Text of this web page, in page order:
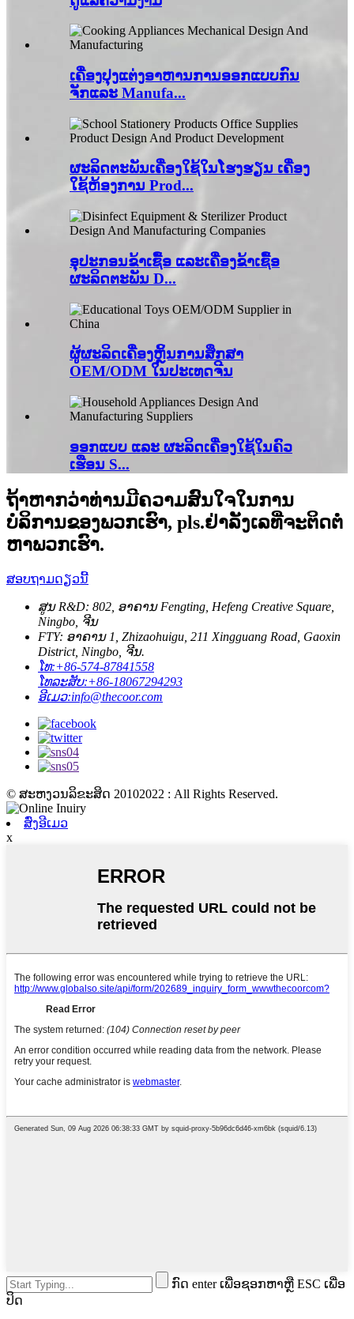
ເຄື່ອງ​ປຸງ​ແຕ່ງ​ອາ​ຫານ​ການ​ອອກ​ແບບ​ກົນ​
ຈັກ​ແລະ Manufa...
ຜະລິດຕະພັນເຄື່ອງໃຊ້ໃນໂຮງຮຽນ ເຄື່ອງ
ໃຊ້ຫ້ອງການ Prod...
ອຸປະກອນຂ້າເຊື້ອ ແລະເຄື່ອງຂ້າເຊື້ອ
ຜະລິດຕະພັນ D...
ຜູ້ຜະລິດເຄື່ອງຫຼິ້ນການສຶກສາ
OEM/ODM ໃນປະເທດຈີນ
ອອກແບບ ແລະ ຜະລິດເຄື່ອງໃຊ້ໃນຄົວ
ເຮືອນ S...
ຖ້າຫາກວ່າທ່ານມີຄວາມສົນໃຈໃນການ
ບໍລິການຂອງພວກເຮົາ, pls.ຢ່າລັງເລທີ່ຈະຕິດຕໍ່
ຫາພວກເຮົາ.
ສອບຖາມດຽວນີ້
ສູນ R&D: 802, ອາຄານ Fengting, Hefeng Creative Square,
Ningbo, ຈີນ
FTY: ອາຄານ 1, Zhizaohuigu, 211 Xingguang Road, Gaoxin
District, Ningbo, ຈີນ.
ໂທ:+86-574-87841558
ໂທລະສັບ:+86-18067294293
ອີເມວ:info@thecoor.com
© ສະຫງວນລິຂະສິດ 20102022 : All Rights Reserved.
ສົ່ງອີເມວ
x
ກົດ enter ເພື່ອຊອກຫາຫຼື ESC ເພື່ອ
ປິດ